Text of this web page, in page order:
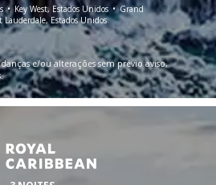
Key West, Estados Unidos
Grand
Lauderdale, Estados Unidos
e/ou alterações sem prévio aviso,